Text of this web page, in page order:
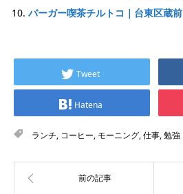
バーガー喫茶チルトコ｜台東区蔵前
Tweet
Hatena
ランチ, コーヒー, モーニング,仕事,勉強